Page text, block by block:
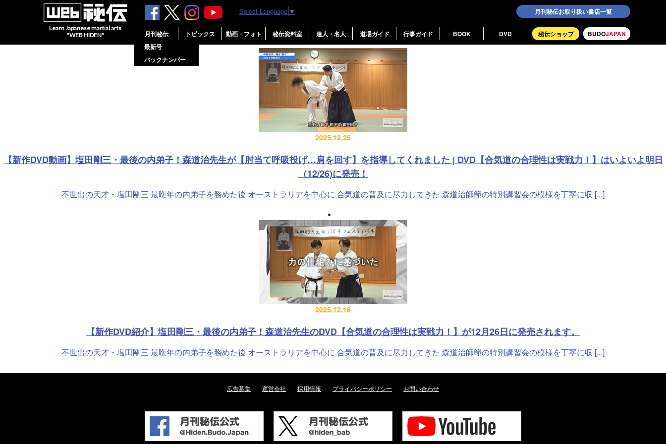
Learn Japanese martial arts
"WEB HIDEN"
月刊秘伝お取り扱い書店一覧
BUDOJAPAN
秘伝ショップ
月刊秘伝
最新号
バックナンバー
トピックス 動画・フォト 秘伝資料室 達人・名人 道場ガイド 行事ガイド BOOK DVD
Select Language ▼
塩田剛三合気道連盟
2025.12.25
【新作DVD動画】塩田剛三・最後の内弟子！森道治先生が【肘当て呼吸投げ…肩を回す】を指導してくれました | DVD【合気道の合理性は実戦力！】はいよいよ明日
（12/26)に発売！
不世出の天才・塩田剛三 最晩年の内弟子を務めた後 オーストラリアを中心に 合気道の普及に尽力してきた 森道治師範の特別講習会の模様を丁寧に収 [...]
2025.12.16
【新作DVD紹介】塩田剛三・最後の内弟子！森道治先生のDVD【合気道の合理性は実戦力！】が12月26日に発売されます。
不世出の天才・塩田剛三 最晩年の内弟子を務めた後 オーストラリアを中心に 合気道の普及に尽力してきた 森道治師範の特別講習会の模様を丁寧に収 [...]
広告募集 運営会社 採用情報 プライバシーポリシー お問い合わせ